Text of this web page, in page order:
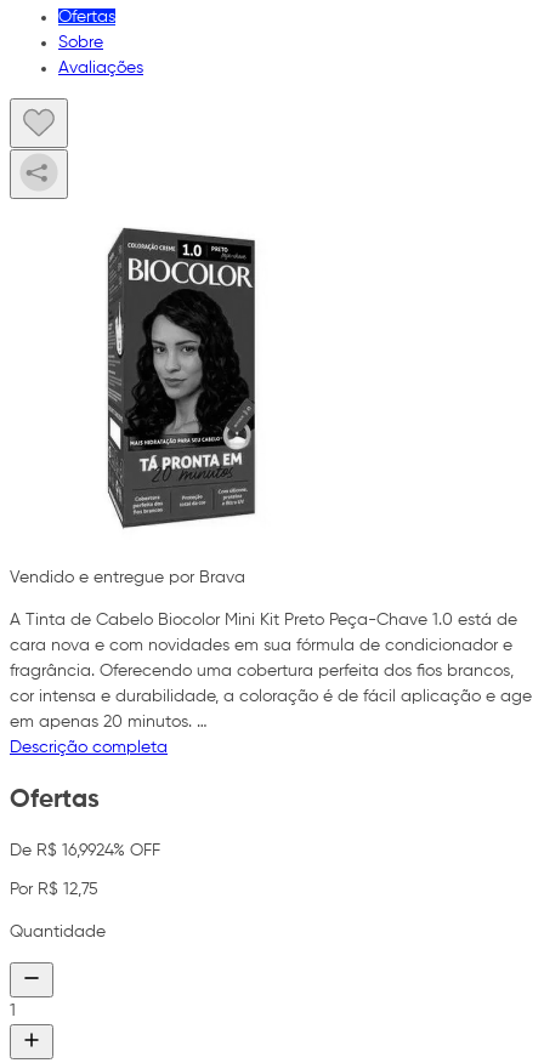
Ofertas
Sobre
Avaliações
Vendido e entregue por Brava
A Tinta de Cabelo Biocolor Mini Kit Preto Peça-Chave 1.0 está de
cara nova e com novidades em sua fórmula de condicionador e
fragrância. Oferecendo uma cobertura perfeita dos fios brancos,
cor intensa e durabilidade, a coloração é de fácil aplicação e age
em apenas 20 minutos. …
Descrição completa
Ofertas
De R$ 16,9924% OFF
Por R$ 12,75
Quantidade
1